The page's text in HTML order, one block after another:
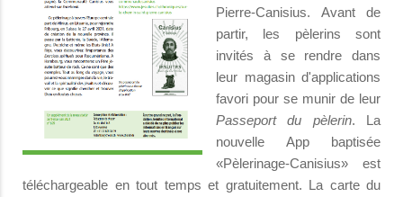
Pierre-Canisius. Avant de
partir, les pèlerins sont
invités à se rendre dans
leur magasin d'applications
favori pour se munir de leur
Passeport du pèlerin. La
nouvelle App baptisée
«Pèlerinage-Canisius» est
téléchargeable en tout temps et gratuitement. La carte du